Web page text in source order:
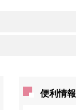
便利情報